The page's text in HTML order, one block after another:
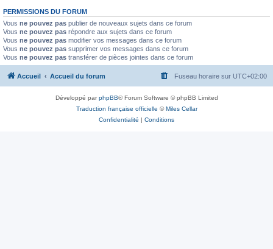
PERMISSIONS DU FORUM
Vous ne pouvez pas publier de nouveaux sujets dans ce forum
Vous ne pouvez pas répondre aux sujets dans ce forum
Vous ne pouvez pas modifier vos messages dans ce forum
Vous ne pouvez pas supprimer vos messages dans ce forum
Vous ne pouvez pas transférer de pièces jointes dans ce forum
Accueil Accueil du forum Fuseau horaire sur UTC+02:00
Développé parphpBB® Forum Software © phpBB Limited
Traduction française officielle ©Miles Cellar
Confidentialité | Conditions